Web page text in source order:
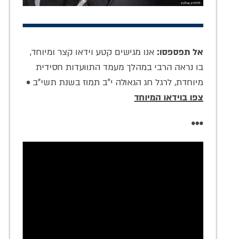
אל תפספסו: אנו מגישים קטע וידאו קצר ומיוחד,
בו נראה הרבי במהלך מעמד התוועדות חסידית
מיוחדת, לרגל חג הגאולה י"ב תמוז בשנת תשי"ב •
צפו בוידאו המיוחד
•••